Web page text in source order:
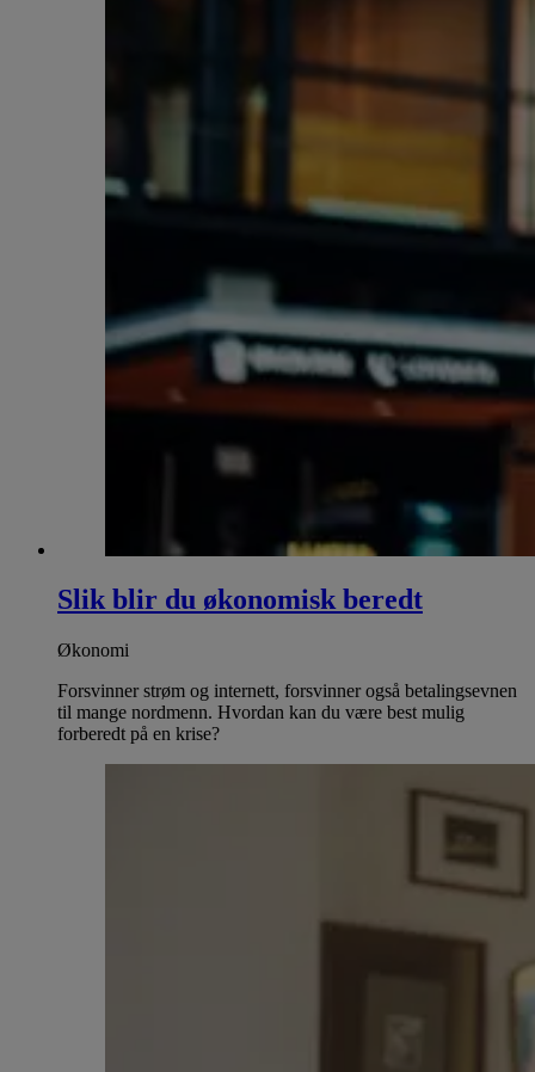
Slik blir du økonomisk beredt
Økonomi
Forsvinner strøm og internett, forsvinner også betalingsevnen
til mange nordmenn. Hvordan kan du være best mulig
forberedt på en krise?